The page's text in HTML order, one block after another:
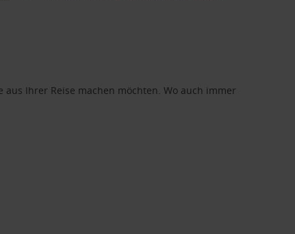
Ihrer Reise machen möchten. Wo auch immer